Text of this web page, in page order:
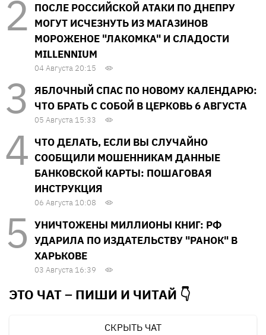
ПОСЛЕ РОССИЙСКОЙ АТАКИ ПО ДНЕПРУ
МОГУТ ИСЧЕЗНУТЬ ИЗ МАГАЗИНОВ
МОРОЖЕНОЕ "ЛАКОМКА" И СЛАДОСТИ
MILLENNIUM
04 Августа 20:15
ЯБЛОЧНЫЙ СПАС ПО НОВОМУ КАЛЕНДАРЮ:
ЧТО БРАТЬ С СОБОЙ В ЦЕРКОВЬ 6 АВГУСТА
05 Августа 15:33
ЧТО ДЕЛАТЬ, ЕСЛИ ВЫ СЛУЧАЙНО
СООБЩИЛИ МОШЕННИКАМ ДАННЫЕ
БАНКОВСКОЙ КАРТЫ: ПОШАГОВАЯ
ИНСТРУКЦИЯ
06 Августа 10:08
УНИЧТОЖЕНЫ МИЛЛИОНЫ КНИГ: РФ
УДАРИЛА ПО ИЗДАТЕЛЬСТВУ "РАНОК" В
ХАРЬКОВЕ
03 Августа 16:39
ЭТО ЧАТ – ПИШИ И ЧИТАЙ 👇
СКРЫТЬ ЧАТ